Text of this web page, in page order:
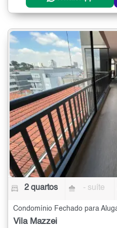
2 quartos - suíte
Vila Mazzei